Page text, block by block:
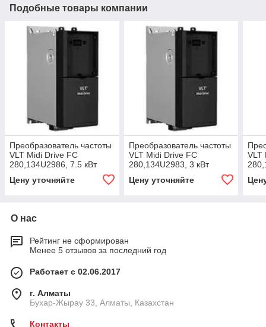
Подобные товары компании
Преобразователь частоты
VLT Midi Drive FC
280,134U2986, 7.5 кВт
Цену уточняйте
Преобразователь частоты
VLT Midi Drive FC
280,134U2983, 3 кВт
Цену уточняйте
VLT
О нас
Рейтинг не сформирован
Менее 5 отзывов за последний год
Работает с 02.06.2017
г. Алматы
Бухар-Жырау 33, Алматы, Казахстан
Контакты